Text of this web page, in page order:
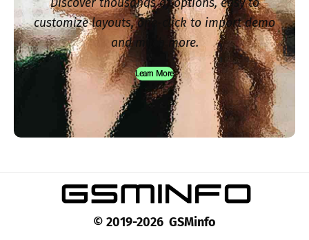
Discover thousands of options, easy to
customize layouts, one-click to import demo
and much more.
Learn More
© 2019-2026 GSMinfo